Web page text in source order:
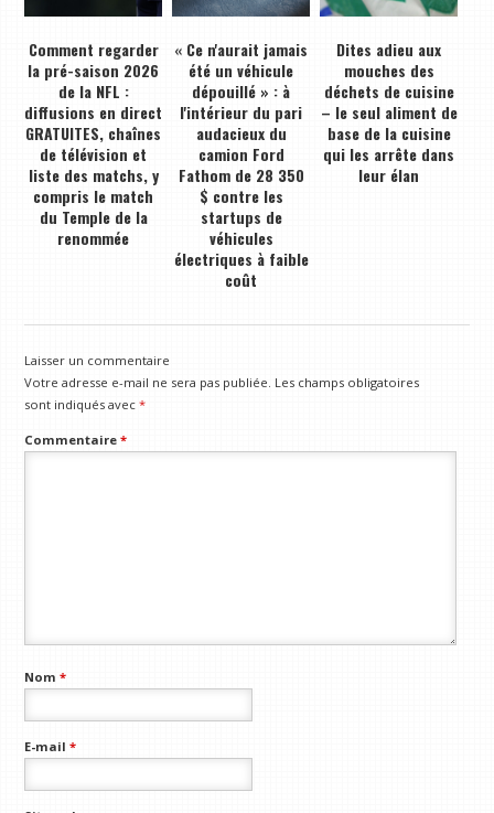
Comment regarder
la pré-saison 2026
de la NFL :
diffusions en direct
GRATUITES, chaînes
de télévision et
liste des matchs, y
compris le match
du Temple de la
renommée
« Ce n'aurait jamais
été un véhicule
dépouillé » : à
l'intérieur du pari
audacieux du
camion Ford
Fathom de 28 350
$ contre les
startups de
véhicules
électriques à faible
coût
Dites adieu aux
mouches des
déchets de cuisine
– le seul aliment de
base de la cuisine
qui les arrête dans
leur élan
Laisser un commentaire
Votre adresse e-mail ne sera pas publiée. Les champs obligatoires
sont indiqués avec*
Commentaire*
Nom*
E-mail*